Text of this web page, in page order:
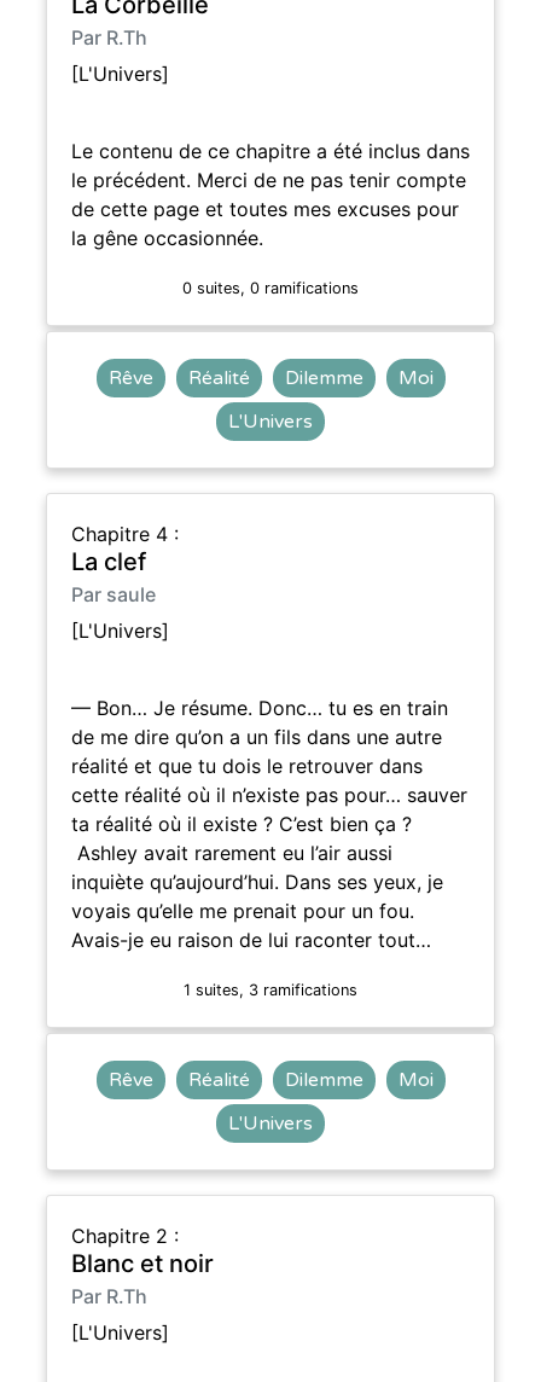
Par R.Th
[L'Univers]
Le contenu de ce chapitre a été inclus dans
le précédent. Merci de ne pas tenir compte
de cette page et toutes mes excuses pour
la gêne occasionnée.
0 suites, 0 ramifications
Rêve Réalité Dilemme
Moi
L'Univers
Chapitre 4 :
La clef
Par saule
[L'Univers]
— Bon… Je résume. Donc… tu es en train
de me dire qu’on a un fils dans une autre
réalité et que tu dois le retrouver dans
cette réalité où il n’existe pas pour… sauver
ta réalité où il existe ? C’est bien ça ?
Ashley avait rarement eu l’air aussi
inquiète qu’aujourd’hui. Dans ses yeux, je
voyais qu’elle me prenait pour un fou.
Avais-je eu raison de lui raconter tout…
1 suites, 3 ramifications
Rêve Réalité Dilemme
Moi
L'Univers
Chapitre 2 :
Blanc et noir
Par R.Th
[L'Univers]